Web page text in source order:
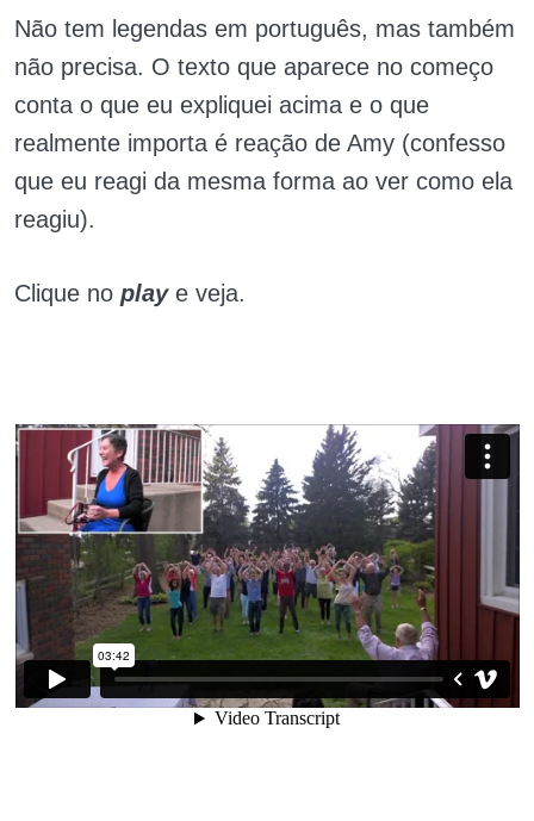
Não tem legendas em português, mas também
não precisa. O texto que aparece no começo
conta o que eu expliquei acima e o que
realmente importa é reação de Amy (confesso
que eu reagi da mesma forma ao ver como ela
reagiu).
Clique no playe veja.